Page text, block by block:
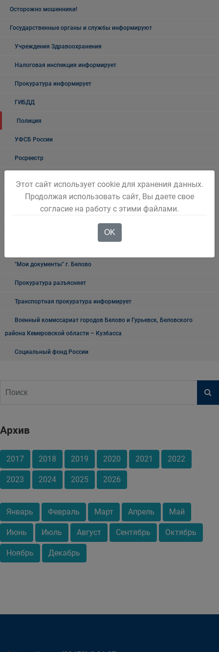
Осторожно мошенники!
Государственные органы и службы информируют
Учреждения Здравоохранения
Налоговая инспекция информирует
Прокуратура информирует
ГИБДД
Полиция
УФСБ России
Росреестр
Государственное казенное учреждение «Кадровый центр Кузбасса»
Территориальный Центр занятости населения города Белово
"Мои документы" г. Белово
Прокуратура разъясняет
Транспортная прокуратура информирует
Военный комиссариат городов Белово и Гурьевск, Беловского
района Кемеровской области – Кузбасса
Социальный фонд России
Архив
2017 2018 2019 2020 2021 2022
2023 2024 2025 2026
Январь Февраль Март Апрель Май
Июнь Июль Август Сентябрь Октябрь
Ноябрь Декабрь
Этот сайт использует cookie для хранения данных.
Продолжая использовать сайт, Вы даете свое
согласие на работу с этими файлами.
OK